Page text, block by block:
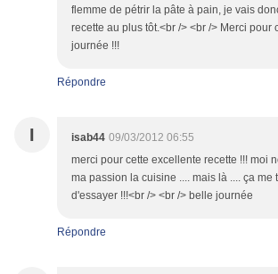
flemme de pétrir la pâte à pain, je vais
recette au plus tôt.<br /> <br /> Merci pour
journée !!!
Répondre
I isab44 09/03/2012 06:55
merci pour cette excellente recette !!! moi
ma passion la cuisine .... mais là .... ça me
d'essayer !!!<br /> <br /> belle journée
Répondre